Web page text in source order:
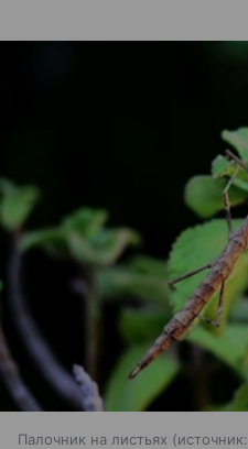
Палочник на листьях источник: